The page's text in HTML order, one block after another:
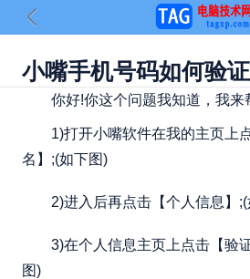
小嘴手机号码如何验
你好!你这个问题我知道，我来
1)打开小嘴软件在我的主页上
名】;(如下图)
2)进入后再点击【个人信息】;(
3)在个人信息主页上点击【验
图)